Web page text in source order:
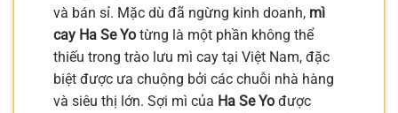
và bán sỉ. Mặc dù đã ngừng kinh doanh, mì
cay Ha Se Yo từng là một phần không thể
thiếu trong trào lưu mì cay tại Việt Nam, đặc
biệt được ưa chuộng bởi các chuỗi nhà hàng
và siêu thị lớn. Sợi mì của Ha Se Yo được